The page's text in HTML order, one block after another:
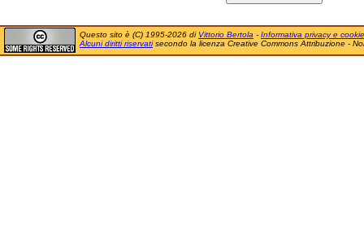
Questo sito è (C) 1995-2026 di Vittorio Bertola - Informativa privacy e cookie
Alcuni diritti riservatisecondo la licenza Creative Commons Attribuzione -